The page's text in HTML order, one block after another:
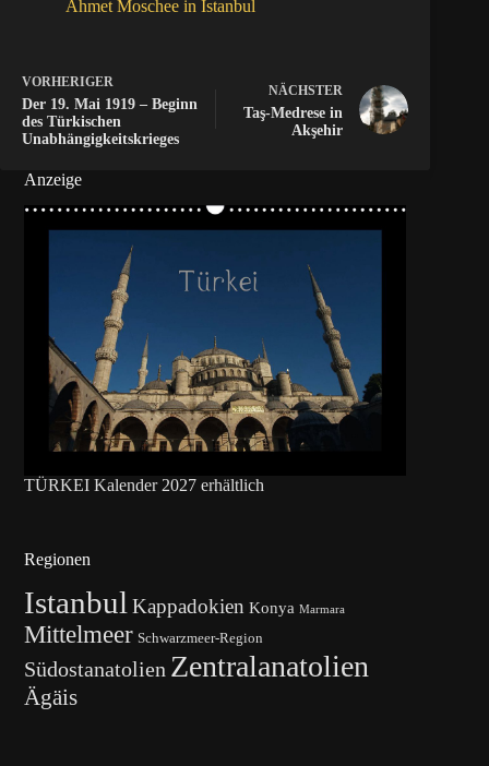
Ahmet Moschee in Istanbul
VORHERIGER
Der 19. Mai 1919 – Beginn
des Türkischen
Unabhängigkeitskrieges
NÄCHSTER
Taş-Medrese in
Akşehir
Anzeige
TÜRKEI Kalender 2027 erhältlich
Regionen
Istanbul Kappadokien Konya Marmara
Mittelmeer Schwarzmeer-Region
Südostanatolien Zentralanatolien
Ägäis